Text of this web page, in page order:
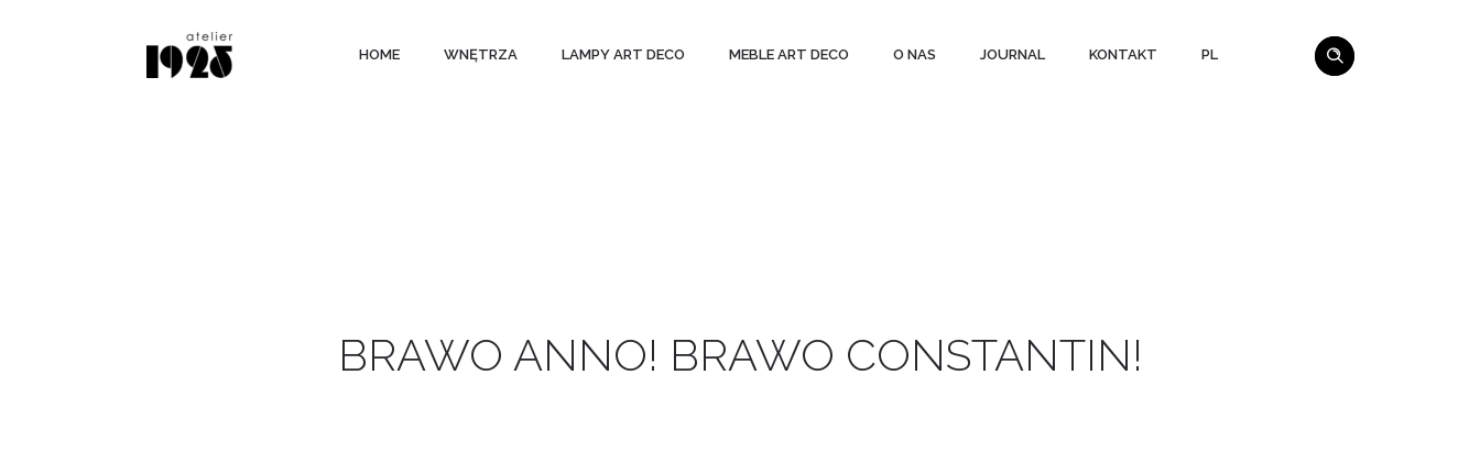
HOME WNĘTRZA LAMPY ART DECO MEBLE ART DECO O NAS JOURNAL KONTAKT PL
BRAWO ANNO! BRAWO CONSTANTIN!